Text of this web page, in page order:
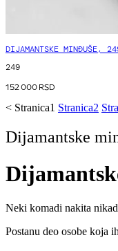
DIJAMANTSKE MINĐUŠE,
249
152 000RSD
< Stranica1 Stranica2
Dijamantske
Neki komadi nakita
Postanu deo osobe koja